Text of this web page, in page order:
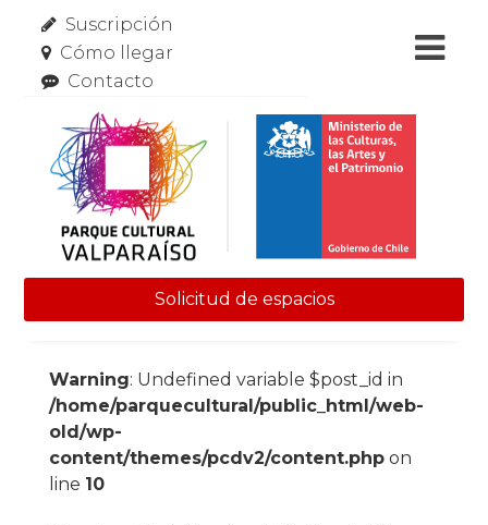
Suscripción
Cómo llegar
Contacto
Solicitud de espacios
Warning: Undefined variable $post_id in
/home/parquecultural/public_html/web-
old/wp-
content/themes/pcdv2/content.phpon
line 10